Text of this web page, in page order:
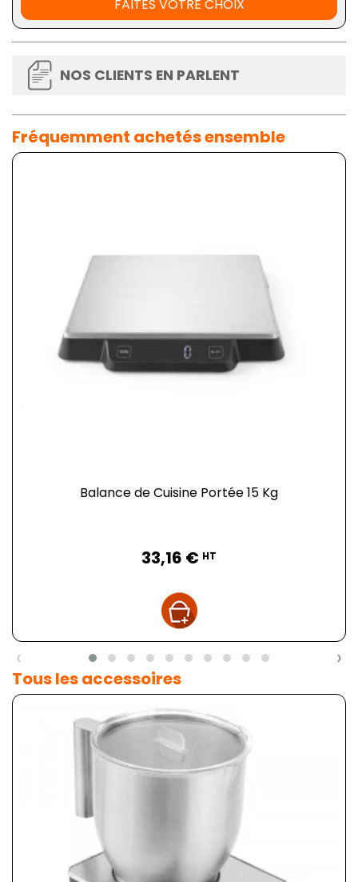
FAITES VOTRE CHOIX
NOS CLIENTS EN PARLENT
Fréquemment achetés ensemble
Balance de Cuisine Portée 15 Kg
33,16 € HT
‹ ›
Tous les accessoires